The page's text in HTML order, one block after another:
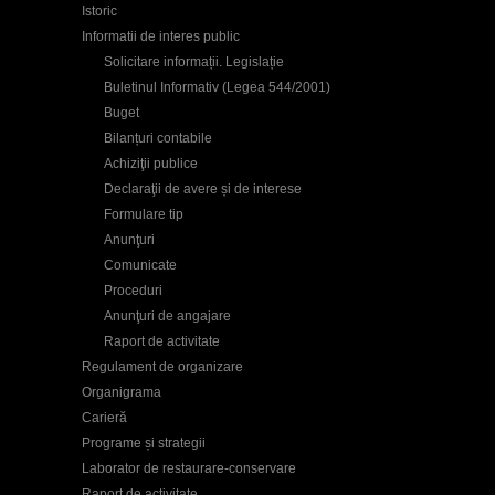
Istoric
Informatii de interes public
Solicitare informații. Legislație
Buletinul Informativ (Legea 544/2001)
Buget
Bilanțuri contabile
Achiziţii publice
Declaraţii de avere și de interese
Formulare tip
Anunţuri
Comunicate
Proceduri
Anunţuri de angajare
Raport de activitate
Regulament de organizare
Organigrama
Carieră
Programe și strategii
Laborator de restaurare-conservare